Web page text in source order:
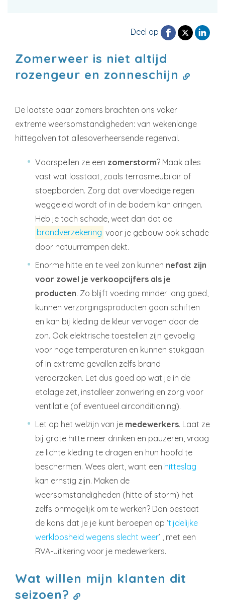
Deel op
Zomerweer is niet altijd
rozengeur en zonneschijn
De laatste paar zomers brachten ons vaker
extreme weersomstandigheden: van wekenlange
hittegolven tot allesoverheersende regenval.
Voorspellen ze een zomerstorm? Maak alles
vast wat losstaat, zoals terrasmeubilair of
stoepborden. Zorg dat overvloedige regen
weggeleid wordt of in de bodem kan dringen.
Heb je toch schade, weet dan dat de
brandverzekering voor je gebouw ook schade
door natuurrampen dekt.
Enorme hitte en te veel zon kunnen nefast zijn
voor zowel je verkoopcijfers als je
producten. Zo blijft voeding minder lang goed,
kunnen verzorgingsproducten gaan schiften
en kan bij kleding de kleur vervagen door de
zon. Ook elektrische toestellen zijn gevoelig
voor hoge temperaturen en kunnen stukgaan
of in extreme gevallen zelfs brand
veroorzaken. Let dus goed op wat je in de
etalage zet, installeer zonwering en zorg voor
ventilatie (of eventueel airconditioning).
Let op het welzijn van je medewerkers. Laat ze
bij grote hitte meer drinken en pauzeren, vraag
ze lichte kleding te dragen en hun hoofd te
beschermen. Wees alert, want een hitteslag
kan ernstig zijn. Maken de
weersomstandigheden (hitte of storm) het
zelfs onmogelijk om te werken? Dan bestaat
de kans dat je je kunt beroepen op ‘tijdelijke
werkloosheid wegens slecht weer’ , met een
RVA-uitkering voor je medewerkers.
Wat willen mijn klanten dit
seizoen?